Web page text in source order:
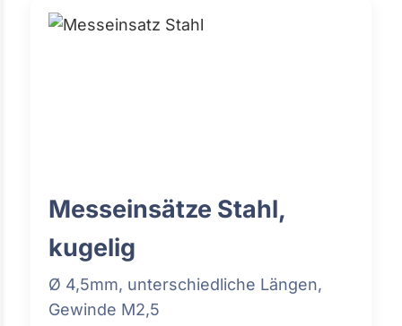
Messeinsätze Stahl,
kugelig
Ø 4,5mm, unterschiedliche Längen,
Gewinde M2,5